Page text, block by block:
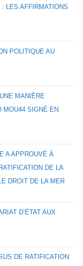
LES AFFIRMATIONS
POLITIQUE AU
MANIÈRE
MOU44 SIGNÉ EN
A APPROUVÉ À
DE LA
DROIT DE LA MER
D’ÉTAT AUX
DE RATIFICATION